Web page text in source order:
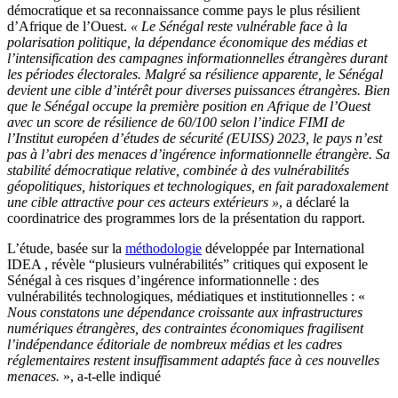
démocratique et sa reconnaissance comme pays le plus résilient
d’Afrique de l’Ouest. « Le Sénégal reste vulnérable face à la
polarisation politique, la dépendance économique des médias et
l’intensification des campagnes informationnelles étrangères durant
les périodes électorales. Malgré sa résilience apparente, le Sénégal
devient une cible d’intérêt pour diverses puissances étrangères. Bien
que le Sénégal occupe la première position en Afrique de l’Ouest
avec un score de résilience de 60/100 selon l’indice FIMI de
l’Institut européen d’études de sécurité (EUISS) 2023, le pays n’est
pas à l’abri des menaces d’ingérence informationnelle étrangère. Sa
stabilité démocratique relative, combinée à des vulnérabilités
géopolitiques, historiques et technologiques, en fait paradoxalement
une cible attractive pour ces acteurs extérieurs », a déclaré la
coordinatrice des programmes lors de la présentation du rapport.
L’étude, basée sur la méthodologie développée par International
IDEA , révèle “plusieurs vulnérabilités” critiques qui exposent le
Sénégal à ces risques d’ingérence informationnelle : des
vulnérabilités technologiques, médiatiques et institutionnelles : «
Nous constatons une dépendance croissante aux infrastructures
numériques étrangères, des contraintes économiques fragilisent
l’indépendance éditoriale de nombreux médias et les cadres
réglementaires restent insuffisamment adaptés face à ces nouvelles
menaces. », a-t-elle indiqué